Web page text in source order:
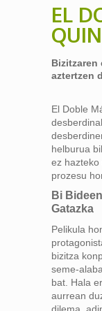
EL
Bizitzaren
aztertzen
El Doble
helburua
ez hazteko
prozesu
Bi
Gatazka
Pelikula
bizitza
seme-
bat. Hala
aurrean
dilema,